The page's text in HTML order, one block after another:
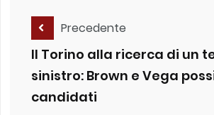
Precedente
Il Torino alla ricerca di un
sinistro: Brown e Vega
candidati